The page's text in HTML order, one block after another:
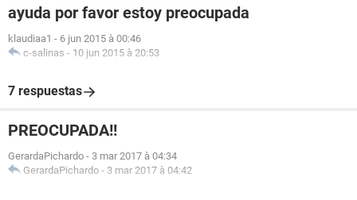
ayuda por favor estoy preocupada
klaudiaa1 - 6 jun 2015 à 00:46
c-salinas - 10 jun 2015 à 20:53
7 respuestas
PREOCUPADA!!
GerardaPichardo - 3 mar 2017 à 04:34
GerardaPichardo - 3 mar 2017 à 04:42